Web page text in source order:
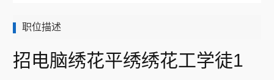
职位描述
招电脑绣花平绣绣花工学徒1